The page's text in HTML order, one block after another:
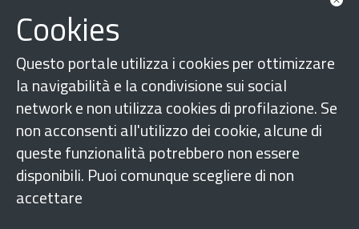
A chi rivolgersi
Cookies
Questo portale utilizza i cookies per ottimizzare
la navigabilità e la condivisione sui social
network e non utilizza cookies di profilazione. Se
non acconsenti all'utilizzo dei cookie, alcune di
queste funzionalità potrebbero non essere
disponibili. Puoi comunque scegliere di non
accettare